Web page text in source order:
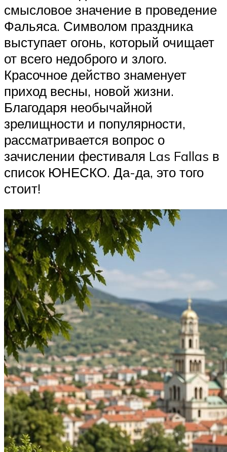
смысловое значение в проведение
Фальяса. Символом праздника
выступает огонь, который очищает
от всего недоброго и злого.
Красочное действо знаменует
приход весны, новой жизни.
Благодаря необычайной
зрелищности и популярности,
рассматривается вопрос о
зачислении фестиваля Las Fallas в
список ЮНЕСКО. Да-да, это того
стоит!